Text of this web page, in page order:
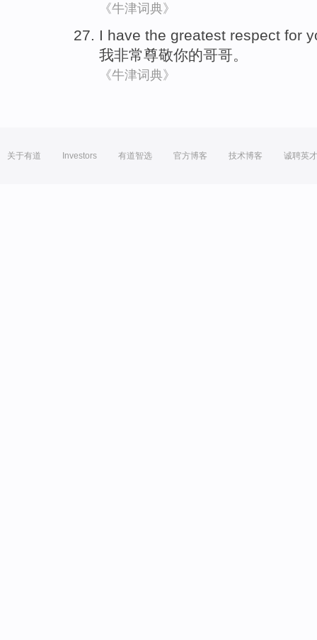
《牛津词典》
I have the greatest respect for
我非常尊敬你的哥哥。
《牛津词典》
关于有道 Investors 有道智选 官方博客 技术博客 诚聘英才